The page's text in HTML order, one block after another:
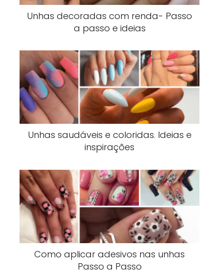
Unhas decoradas com renda- Passo
a passo e ideias
Unhas saudáveis e coloridas. Ideias e
inspirações
Como aplicar adesivos nas unhas
Passo a Passo